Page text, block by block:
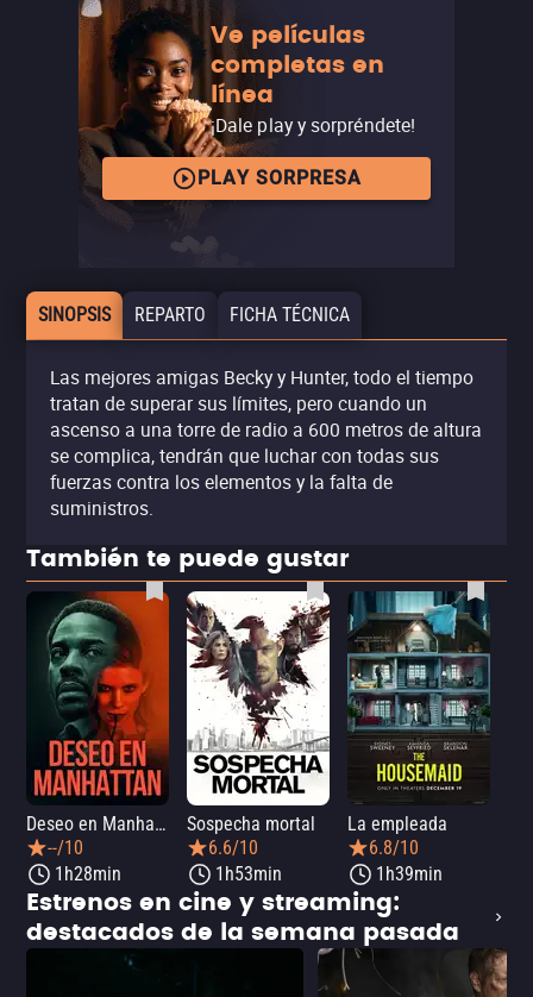
Ve películas
completas en
línea
¡Dale play y sorpréndete!
PLAY SORPRESA
SINOPSIS REPARTO FICHA TÉCNICA
Las mejores amigas Becky y Hunter, todo el tiempo
tratan de superar sus límites, pero cuando un
ascenso a una torre de radio a 600 metros de altura
se complica, tendrán que luchar con todas sus
fuerzas contra los elementos y la falta de
suministros.
También te puede gustar
Deseo en Manhattan
--/10
1h28min
Sospecha mortal
6.6/10
1h53min
La empleada
6.8/10
1h39min
Estrenos en cine y streaming:
destacados de la semana pasada